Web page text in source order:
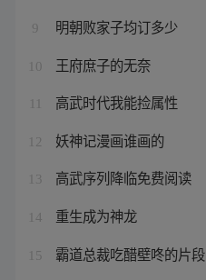
9 明朝败家子均订多少
10 王府庶子的无奈
高武时代我能捡属性
12 妖神记漫画谁画的
13 高武序列降临免费阅读
14 重生成为神龙
15 霸道总裁吃醋壁咚的片段